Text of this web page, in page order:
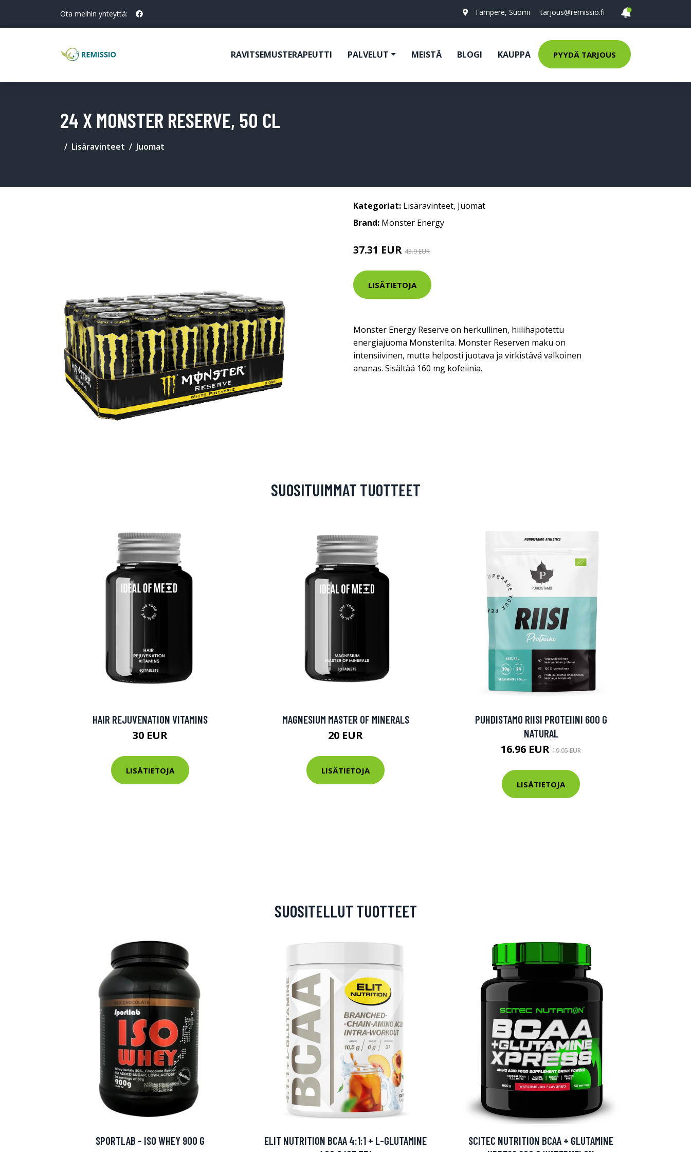
Ota meihin yhteyttä: Tampere, Suomi tarjous@remissio.fi
RAVITSEMUSTERAPEUTTI PALVELUT MEISTÄ BLOGI KAUPPA PYYDÄ TARJOUS
24 X MONSTER RESERVE, 50 CL
Lisäravinteet Juomat
Kategoriat: Lisäravinteet, Juomat
Brand: Monster Energy
37.31 EUR 43.9 EUR
LISÄTIETOJA
Monster Energy Reserve on herkullinen, hiilihapotettu
energiajuoma Monsterilta. Monster Reserven maku on
intensiivinen, mutta helposti juotava ja virkistävä valkoinen
ananas. Sisältää 160 mg kofeiinia.
SUOSITUIMMAT TUOTTEET
HAIR REJUVENATION VITAMINS
30 EUR
LISÄTIETOJA
MAGNESIUM MASTER OF MINERALS
20 EUR
LISÄTIETOJA
PUHDISTAMO RIISI PROTEIINI 600 G
NATURAL
16.96 EUR 19.95 EUR
LISÄTIETOJA
SUOSITELLUT TUOTTEET
SPORTLAB - ISO WHEY 900 G
ELIT NUTRITION BCAA 4:1:1 + L-GLUTAMINE
SCITEC NUTRITION BCAA + GLUTAMINE
Erikoistarjous
Sponsoriltamme
IdealofMeD Kauppa